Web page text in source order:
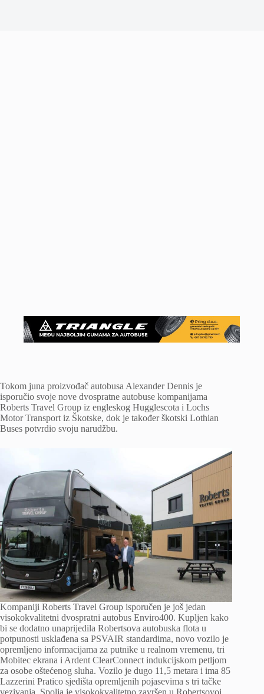
Tokom juna proizvođač autobusa Alexander Dennis je
isporučio svoje nove dvospratne autobuse kompanijama
Roberts Travel Group iz engleskog Hugglescota i Lochs
Motor Transport iz Škotske, dok je također škotski Lothian
Buses potvrdio svoju narudžbu.
Kompaniji Roberts Travel Group isporučen je još jedan
visokokvalitetni dvospratni autobus Enviro400. Kupljen kako
bi se dodatno unaprijedila Robertsova autobuska flota u
potpunosti usklađena sa PSVAIR standardima, novo vozilo je
opremljeno informacijama za putnike u realnom vremenu, tri
Mobitec ekrana i Ardent ClearConnect indukcijskom petljom
za osobe oštećenog sluha. Vozilo je dugo 11,5 metara i ima 85
Lazzerini Pratico sjedišta opremljenih pojasevima s tri tačke